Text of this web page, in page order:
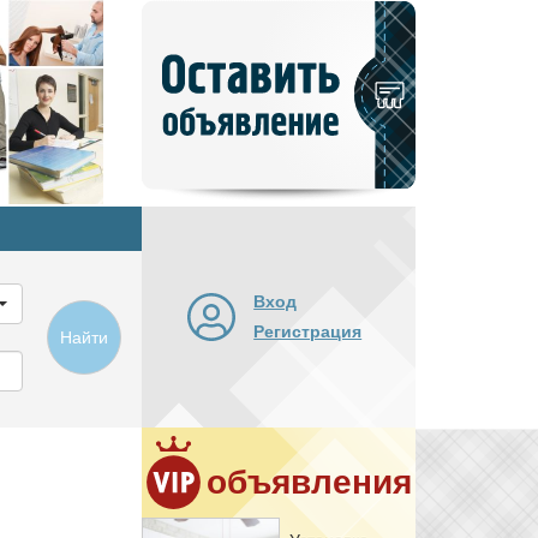
объявление
Найти
Вход
Регистрация
объявления